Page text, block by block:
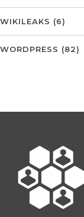
WIKILEAKS (6)
WORDPRESS (82)